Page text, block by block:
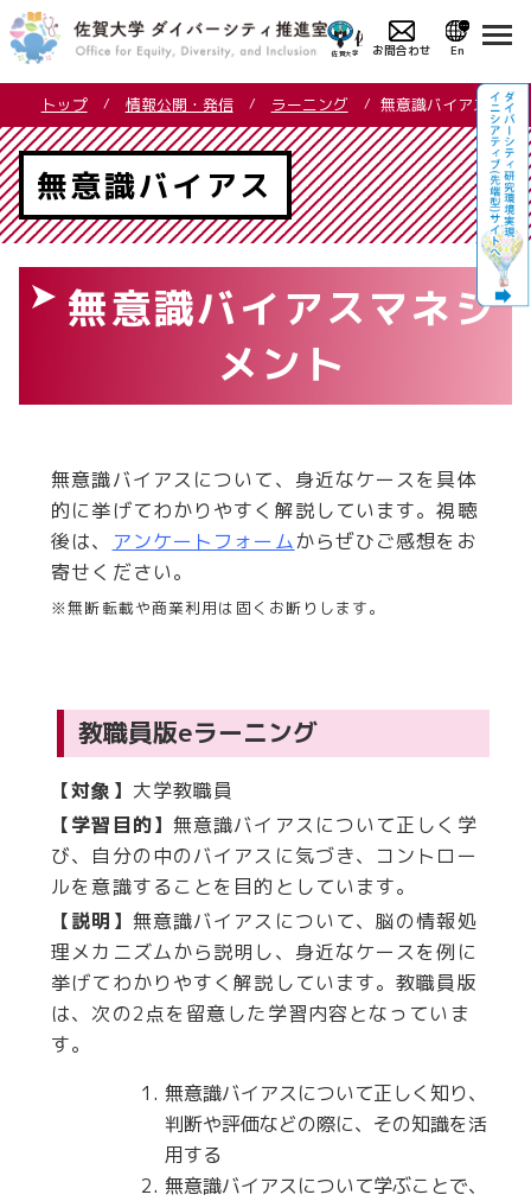
ン
テ
ン
ツ
へ
お問合わせ En
トップ 情報公開・発信 ラーニング 無意識バイアス
無意識バイアス
無意識バイアスマネジ
メント
無意識バイアスについて、身近なケースを具体
的に挙げてわかりやすく解説しています。視聴
後は、
アンケートフォームからぜひご感想をお
寄せください。
※無断転載や商業利用は固くお断りします。
教職員版eラーニング
【対象】 大学教職員
【学習目的】 無意識バイアスについて正しく学
び、自分の中のバイアスに気づき、コントロー
ルを意識することを目的としています。
【説明】 無意識バイアスについて、脳の情報処
理メカニズムから説明し、身近なケースを例に
挙げてわかりやすく解説しています。教職員版
は、次の2点を留意した学習内容となっていま
す。
無意識バイアスについて正しく知り、
判断や評価などの際に、その知識を活
用する
無意識バイアスについて学ぶことで、